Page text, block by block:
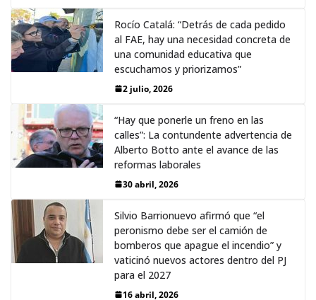
Rocío Catalá: “Detrás de cada pedido
al FAE, hay una necesidad concreta de
una comunidad educativa que
escuchamos y priorizamos”
2 julio, 2026
“Hay que ponerle un freno en las
calles”: La contundente advertencia de
Alberto Botto ante el avance de las
reformas laborales
30 abril, 2026
Silvio Barrionuevo afirmó que “el
peronismo debe ser el camión de
bomberos que apague el incendio” y
vaticinó nuevos actores dentro del PJ
para el 2027
16 abril, 2026